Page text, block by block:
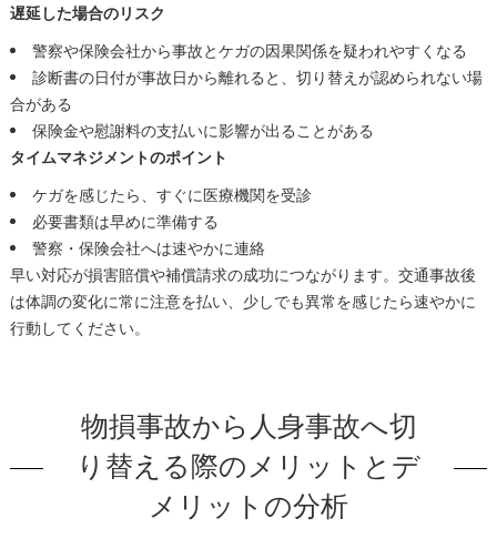
遅延した場合のリスク
警察や保険会社から事故とケガの因果関係を疑われやすくなる
診断書の日付が事故日から離れると、切り替えが認められない場
合がある
保険金や慰謝料の支払いに影響が出ることがある
タイムマネジメントのポイント
ケガを感じたら、すぐに医療機関を受診
必要書類は早めに準備する
警察・保険会社へは速やかに連絡
早い対応が損害賠償や補償請求の成功につながります。交通事故後
は体調の変化に常に注意を払い、少しでも異常を感じたら速やかに
行動してください。
物損事故から人身事故へ切
り替える際のメリットとデ
メリットの分析